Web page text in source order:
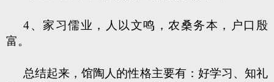
4、家习儒业，人以文鸣，农桑务本，户口殷
富。
总结起来，馆陶人的性格主要有：好学习、知礼